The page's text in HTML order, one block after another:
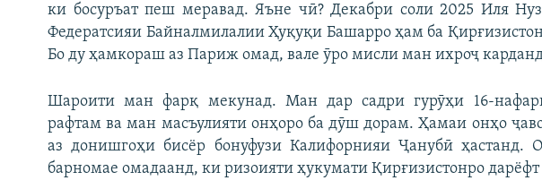
ки босуръат пеш меравад. Яъне чӣ? Декабри соли 2025 Иля
Федератсияи Байналмилалии Ҳуқуқи Башарро ҳам ба
Бо ду ҳамкораш аз Париж омад, вале ӯро мисли ман ихроҷ
Шароити ман фарқ мекунад. Ман дар садри гурӯҳи 16-
рафтам ва ман масъулияти онҳоро ба дӯш дорам. Ҳамаи онҳо
аз донишгоҳи бисёр бонуфузи Калифорнияи Ҷанубӣ ҳастанд.
барномае омадаанд, ки ризоияти ҳукумати Қирғизистонро дарёфт